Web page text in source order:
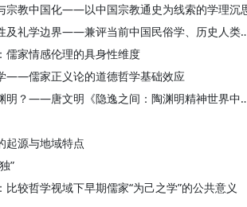
宗教中国化——以中国宗教通史为线索的学理沉
潘斌：礼的学派属性及礼学边界
儒家情感伦理的具身性维度
——儒家正义论的道德哲学基础效应
吴婕：儒门内的陶渊明？——唐文明《
起源与地域特点
”
较哲学视域下早期儒家“为己之学”的公共意义